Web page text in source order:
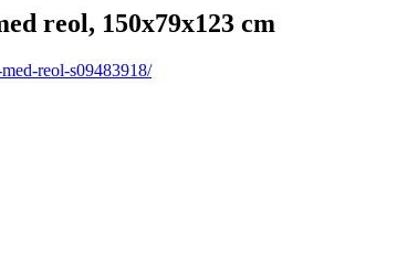
reol, 150x79x123 cm
reol-s09483918/